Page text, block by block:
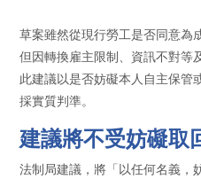
草案雖然從現行勞工是否同意為
但因轉換雇主限制、資訊不對等
此建議以是否妨礙本人自主保管
採實質判準。
建議將不受妨礙取
法制局建議，將「以任何名義，